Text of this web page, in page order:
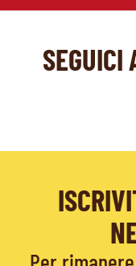
SEGUICI